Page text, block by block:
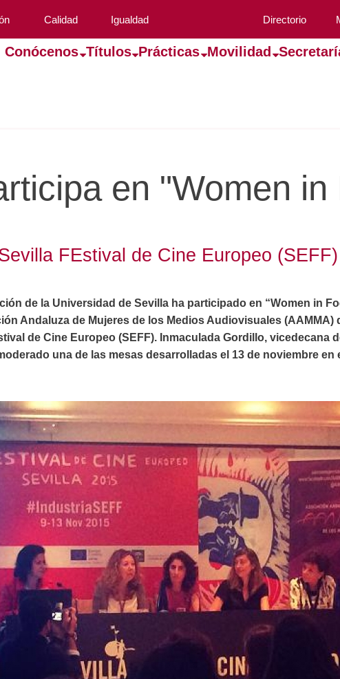
Calidad Igualdad Directorio
Conócenos Títulos Prácticas Movilidad
en "Women in
FEstival de Cine Europeo (SEFF)
de la Universidad de Sevilla ha participado en “Women in
Andaluza de Mujeres de los Medios Audiovisuales (AAMMA)
de Cine Europeo (SEFF). Inmaculada Gordillo, vicedecana
una de las mesas desarrolladas el 13 de noviembre en